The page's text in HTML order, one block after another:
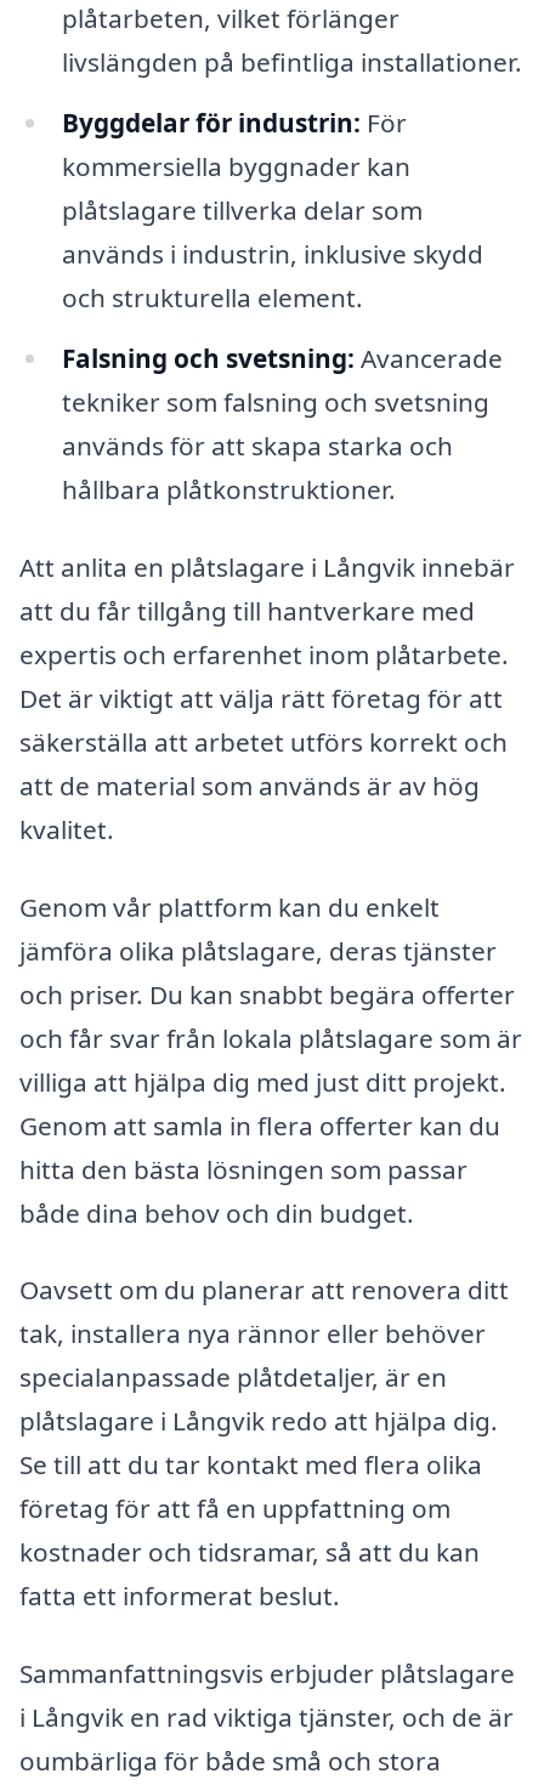
plåtarbeten, vilket förlänger
livslängden på befintliga installationer.
Byggdelar för industrin: För
kommersiella byggnader kan
plåtslagare tillverka delar som
används i industrin, inklusive skydd
och strukturella element.
Falsning och svetsning: Avancerade
tekniker som falsning och svetsning
används för att skapa starka och
hållbara plåtkonstruktioner.
Att anlita en plåtslagare i Långvik innebär
att du får tillgång till hantverkare med
expertis och erfarenhet inom plåtarbete.
Det är viktigt att välja rätt företag för att
säkerställa att arbetet utförs korrekt och
att de material som används är av hög
kvalitet.
Genom vår plattform kan du enkelt
jämföra olika plåtslagare, deras tjänster
och priser. Du kan snabbt begära offerter
och får svar från lokala plåtslagare som är
villiga att hjälpa dig med just ditt projekt.
Genom att samla in flera offerter kan du
hitta den bästa lösningen som passar
både dina behov och din budget.
Oavsett om du planerar att renovera ditt
tak, installera nya rännor eller behöver
specialanpassade plåtdetaljer, är en
plåtslagare i Långvik redo att hjälpa dig.
Se till att du tar kontakt med flera olika
företag för att få en uppfattning om
kostnader och tidsramar, så att du kan
fatta ett informerat beslut.
Sammanfattningsvis erbjuder plåtslagare
i Långvik en rad viktiga tjänster, och de är
oumbärliga för både små och stora